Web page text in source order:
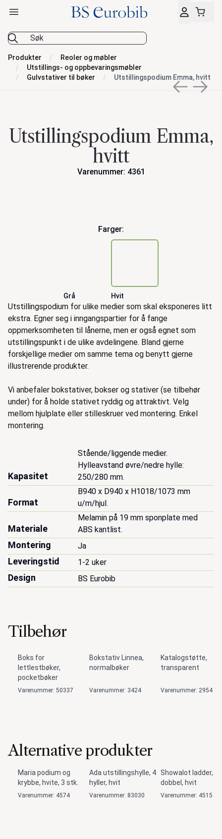
BS Eurobib
Åpne hovedmeny
Produkter
Reoler og møbler
Utstillings- og oppbevaringsmøbler
Gulvstativer til bøker
Utstillingspodium Emma, hvitt
Previous
Next
Utstillingspodium Emma,
hvitt
Varenummer: 4361
Farger:
Grå Hvit
Beskrivelse
Utstillingspodium for ulike medier som skal eksponeres litt
ekstra. Egner seg i inngangspartier for å fange
oppmerksomheten til lånerne, men er også egnet som
utstillingspunkt i de ulike avdelingene. Bland gjerne
forskjellige medier om samme tema og benytt gjerne
illustrerende produkter.
Vi anbefaler bokstativer, bokser og stativer (se tilbehør
under) for å holde stativet ryddig og attraktivt. Velg
mellom hjulplate eller stilleskruer ved montering. Enkel
montering.
Kapasitet
Stående/liggende medier.
Hylleavstand øvre/nedre hylle:
250/280 mm.
Format
B940 x D940 x H1018/1073 mm
u/m/hjul.
Materiale
Melamin på 19 mm sponplate med
ABS kantlist.
Montering Ja
Leveringstid 1-2 uker
Design BS Eurobib
Tilbehør
Boks for
lettlestbøker,
pocketbøker
Varenummer: 50337
Bokstativ Linnea,
normalbøker
Varenummer: 3424
Katalogstøtte,
transparent
Varenummer: 2954
Alternative produkter
Maria podium og
krybbe, hvite, 3 stk.
Varenummer: 4574
Ada utstillingshylle, 4
hyller, hvit
Varenummer: 83030
Showalot ladder,
dobbel, hvit
Varenummer: 4515